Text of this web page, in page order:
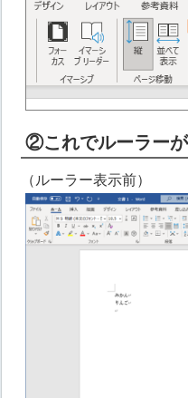
②これでルーラーが
（ルーラー表示前）